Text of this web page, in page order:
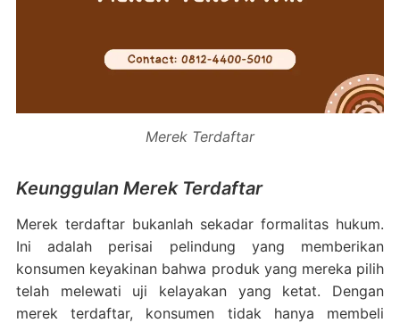
Merek Terdaftar
Keunggulan Merek Terdaftar
Merek terdaftar bukanlah sekadar formalitas hukum.
Ini adalah perisai pelindung yang memberikan
konsumen keyakinan bahwa produk yang mereka pilih
telah melewati uji kelayakan yang ketat. Dengan
merek terdaftar, konsumen tidak hanya membeli